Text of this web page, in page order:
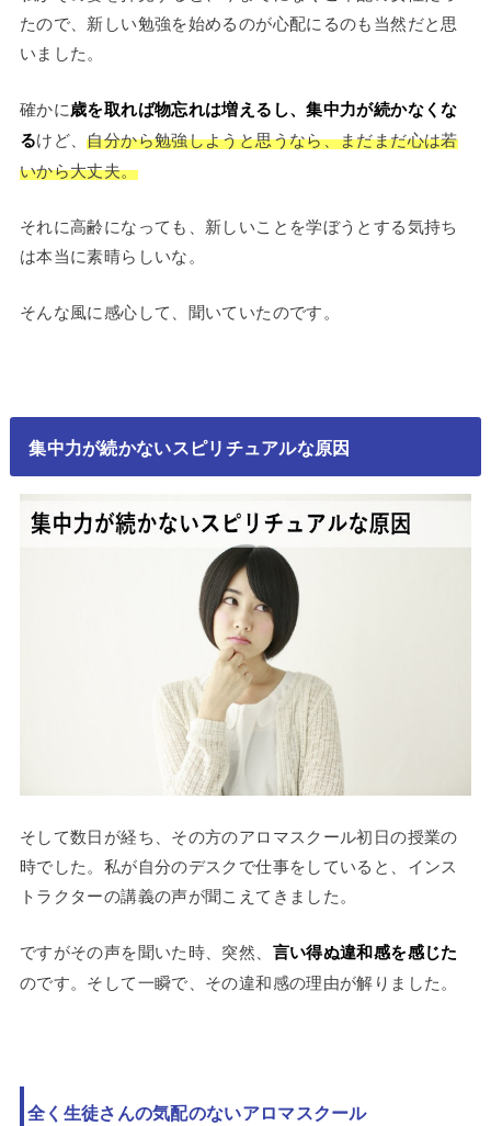
たので、新しい勉強を始めるのが心配にるのも当然だと思
いました。
確かに歳を取れば物忘れは増えるし、集中力が続かなくな
るけど、自分から勉強しようと思うなら、まだまだ心は若
いから大丈夫。
それに高齢になっても、新しいことを学ぼうとする気持ち
は本当に素晴らしいな。
そんな風に感心して、聞いていたのです。
集中力が続かないスピリチュアルな原因
そして数日が経ち、その方のアロマスクール初日の授業の
時でした。私が自分のデスクで仕事をしていると、インス
トラクターの講義の声が聞こえてきました。
ですがその声を聞いた時、突然、 言い得ぬ違和感を感じた
のです。そして一瞬で、その違和感の理由が解りました。
全く生徒さんの気配のないアロマスクール